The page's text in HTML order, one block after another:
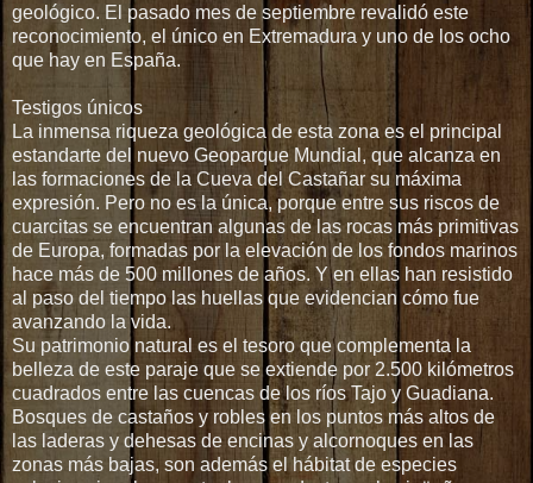
geológico. El pasado mes de septiembre revalidó este
reconocimiento, el único en Extremadura y uno de los ocho
que hay en España.
Testigos únicos
La inmensa riqueza geológica de esta zona es el principal
estandarte del nuevo Geoparque Mundial, que alcanza en
las formaciones de la Cueva del Castañar su máxima
expresión. Pero no es la única, porque entre sus riscos de
cuarcitas se encuentran algunas de las rocas más primitivas
de Europa, formadas por la elevación de los fondos marinos
hace más de 500 millones de años. Y en ellas han resistido
al paso del tiempo las huellas que evidencian cómo fue
avanzando la vida.
Su patrimonio natural es el tesoro que complementa la
belleza de este paraje que se extiende por 2.500 kilómetros
cuadrados entre las cuencas de los ríos Tajo y Guadiana.
Bosques de castaños y robles en los puntos más altos de
las laderas y dehesas de encinas y alcornoques en las
zonas más bajas, son además el hábitat de especies